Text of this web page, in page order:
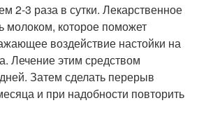
2-3 раза в сутки. Лекарственное
молоком, которое поможет
воздействие настойки на
Лечение этим средством
Затем сделать перерыв
и при надобности повторить